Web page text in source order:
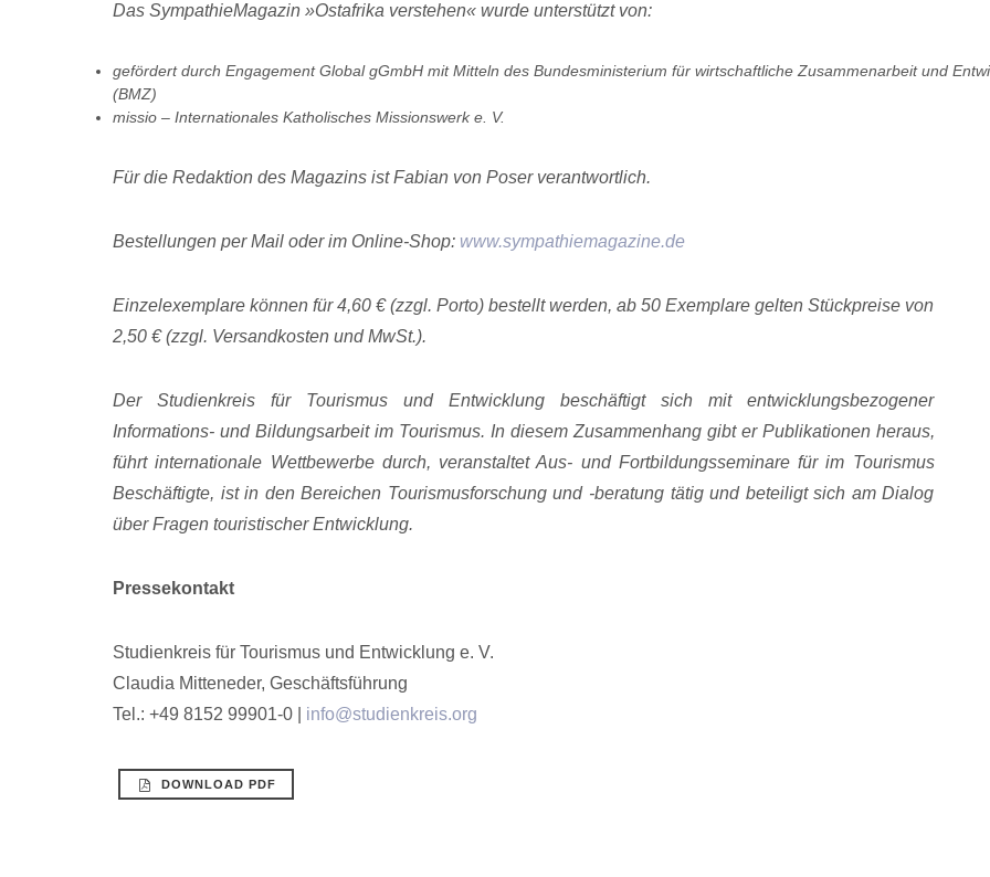
Das SympathieMagazin »Ostafrika verstehen« wurde unterstützt von:
gefördert durch Engagement Global gGmbH mit Mitteln des Bundesministerium für wirtschaftliche Zusammenarbeit und
(BMZ)
missio – Internationales Katholisches Missionswerk e. V.
Für die Redaktion des Magazins ist Fabian von Poser verantwortlich.
Bestellungen per Mail oder im Online-Shop: www.sympathiemagazine.de
Einzelexemplare können für 4,60 € (zzgl. Porto) bestellt werden, ab 50 Exemplare gelten Stückpreise von
2,50 € (zzgl. Versandkosten und MwSt.).
Der Studienkreis für Tourismus und Entwicklung beschäftigt sich mit entwicklungsbezogener
Informations- und Bildungsarbeit im Tourismus. In diesem Zusammenhang gibt er Publikationen heraus,
führt internationale Wettbewerbe durch, veranstaltet Aus- und Fortbildungsseminare für im Tourismus
Beschäftigte, ist in den Bereichen Tourismusforschung und -beratung tätig und beteiligt sich am Dialog
über Fragen touristi­scher Entwicklung.
Pressekontakt
Studienkreis für Tourismus und Entwicklung e. V.
Claudia Mitteneder, Geschäftsführung
Tel.: +49 8152 99901-0 | info@studienkreis.org
DOWNLOAD PDF